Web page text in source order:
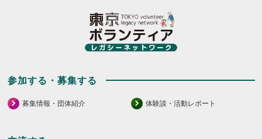
参加する・募集する
募集情報・団体紹介 体験談・活動レポート